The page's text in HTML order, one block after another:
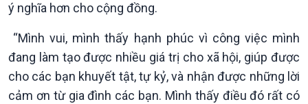
ý nghĩa hơn cho cộng đồng.
“Mình vui, mình thấy hạnh phúc vì công việc mình
đang làm tạo được nhiều giá trị cho xã hội, giúp được
cho các bạn khuyết tật, tự kỷ, và nhận được những lời
cảm ơn từ gia đình các bạn. Mình thấy điều đó rất có